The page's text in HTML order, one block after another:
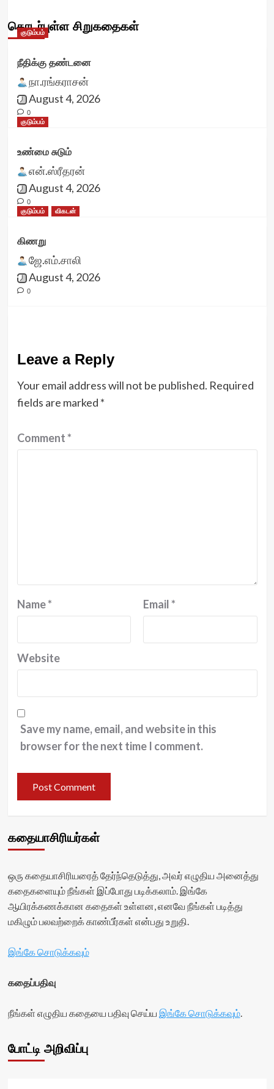
தொடர்புள்ள சிறுகதைகள்
குடும்பம்
நீதிக்கு தண்டனை
நா.ரங்கராசன்
August 4, 2026
0
குடும்பம்
உண்மை சுடும்
என்.ஸ்ரீதரன்
August 4, 2026
0
குடும்பம்
விகடன்
கிணறு
ஜே.எம்.சாலி
August 4, 2026
0
Leave a Reply
Your email address will not be published. Required
fields are marked *
Comment*
Name* Email*
Website
Save my name, email, and website in this
browser for the next time I comment.
கதையாசிரியர்கள்
ஒரு கதையாசிரியரைத் தேர்ந்தெடுத்து, அவர் எழுதிய அனைத்து
கதைகளையும் நீங்கள் இப்போது படிக்கலாம். இங்கே
ஆயிரக்கணக்கான கதைகள் உள்ளன, எனவே நீங்கள் படித்து
மகிழும் பலவற்றைக் காண்பீர்கள் என்பது உறுதி.
இங்கே சொடுக்கவும்
கதைப்பதிவு
நீங்கள் எழுதிய கதையை பதிவு செய்ய இங்கே சொடுக்கவும்.
போட்டி அறிவிப்பு